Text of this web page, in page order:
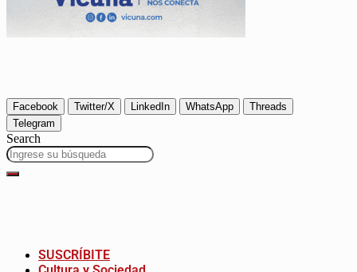
Facebook Twitter/X LinkedIn WhatsApp
Threads
Telegram
Search
SUSCRÍBITE